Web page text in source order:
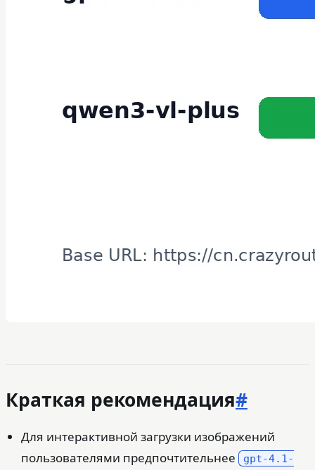
Краткая рекомендация#
Для интерактивной загрузки изображений
пользователями предпочтительнее
gpt-4.1-